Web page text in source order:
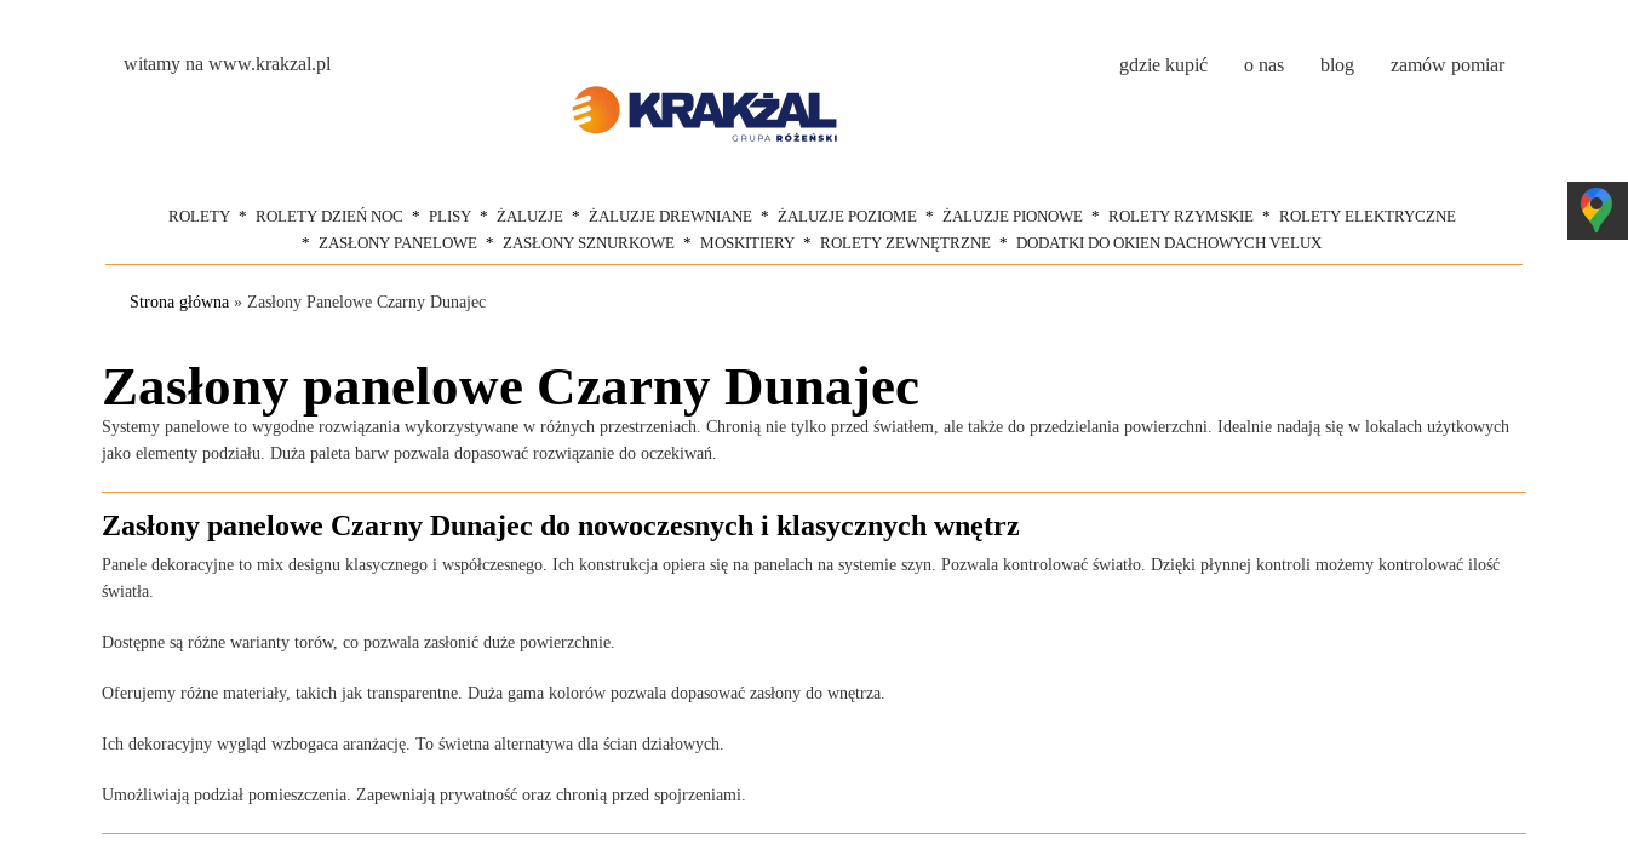
witamy na www.krakzal.pl gdzie kupić o nas blog zamów pomiar
ROLETY ROLETY DZIEŃ NOC PLISY ŻALUZJE ŻALUZJE DREWNIANE ŻALUZJE POZIOME ŻALUZJE PIONOWE ROLETY RZYMSKIE
ROLETY ELEKTRYCZNE
ZASŁONY PANELOWE
ZASŁONY SZNURKOWE MOSKITIERY ROLETY ZEWNĘTRZNE DODATKI DO OKIEN DACHOWYCH VELUX
Strona główna » Zasłony Panelowe Czarny Dunajec
Zasłony panelowe Czarny Dunajec
Systemy panelowe to wygodne rozwiązania wykorzystywane w różnych przestrzeniach. Chronią nie tylko przed światłem, ale także do przedzielania powierzchni. Idealnie nadają się w lokalach użytkowych
jako elementy podziału. Duża paleta barw pozwala dopasować rozwiązanie do oczekiwań.
Zasłony panelowe Czarny Dunajec do nowoczesnych i klasycznych wnętrz
Panele dekoracyjne to mix designu klasycznego i współczesnego. Ich konstrukcja opiera się na panelach na systemie szyn. Pozwala kontrolować światło. Dzięki płynnej kontroli możemy kontrolować ilość
światła.
Dostępne są różne warianty torów, co pozwala zasłonić duże powierzchnie.
Oferujemy różne materiały, takich jak transparentne. Duża gama kolorów pozwala dopasować zasłony do wnętrza.
Ich dekoracyjny wygląd wzbogaca aranżację. To świetna alternatywa dla ścian działowych.
Umożliwiają podział pomieszczenia. Zapewniają prywatność oraz chronią przed spojrzeniami.